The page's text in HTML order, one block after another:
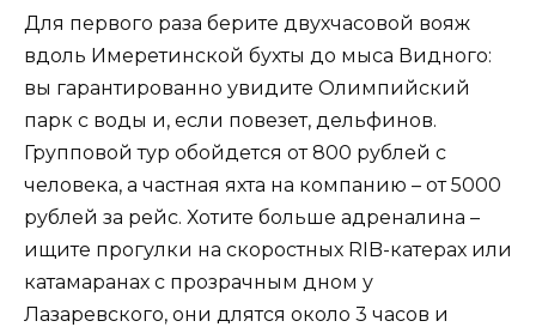
Для первого раза берите двухчасовой вояж
вдоль Имеретинской бухты до мыса Видного:
вы гарантированно увидите Олимпийский
парк с воды и, если повезет, дельфинов.
Групповой тур обойдется от 800 рублей с
человека, а частная яхта на компанию – от 5000
рублей за рейс. Хотите больше адреналина –
ищите прогулки на скоростных RIB-катерах или
катамаранах с прозрачным дном у
Лазаревского, они длятся около 3 часов и